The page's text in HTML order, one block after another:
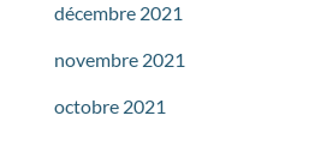
décembre 2021
novembre 2021
octobre 2021